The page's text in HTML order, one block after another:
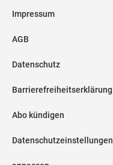
Impressum
AGB
Datenschutz
Barrierefreiheitserklärung
Abo kündigen
Datenschutzeinstellungen